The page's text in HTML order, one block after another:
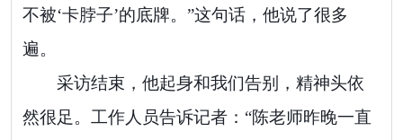
不被‘卡脖子’的底牌。”这句话，他说了很多
遍。
采访结束，他起身和我们告别，精神头依
然很足。工作人员告诉记者：“陈老师昨晚一直